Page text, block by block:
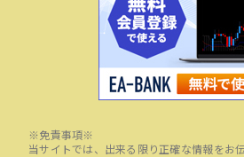
※免責事項※
当サイトでは、出来る限り正確な情報をお